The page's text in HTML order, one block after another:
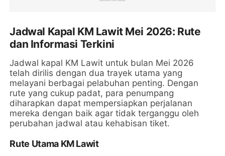
Jadwal Kapal KM Lawit Mei 2026: Rute
dan Informasi Terkini
Jadwal kapal KM Lawit untuk bulan Mei 2026
telah dirilis dengan dua trayek utama yang
melayani berbagai pelabuhan penting. Dengan
rute yang cukup padat, para penumpang
diharapkan dapat mempersiapkan perjalanan
mereka dengan baik agar tidak terganggu oleh
perubahan jadwal atau kehabisan tiket.
Rute Utama KM Lawit